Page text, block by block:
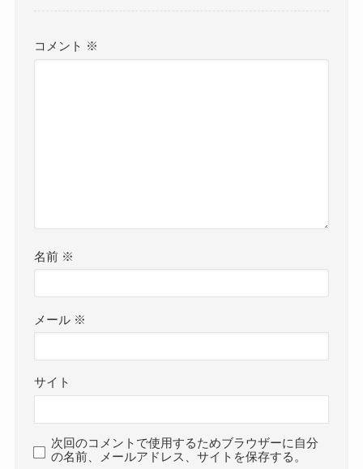
コメント ※
名前 ※
メール ※
サイト
次回のコメントで使用するためブラウザーに自分
の名前、メールアドレス、サイトを保存する。